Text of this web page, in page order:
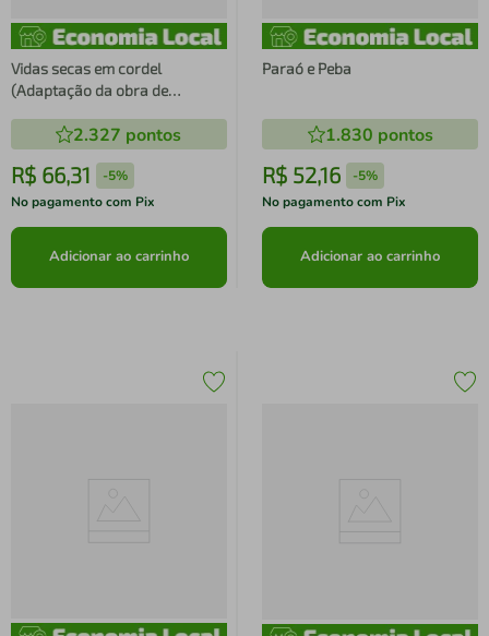
Vidas secas em cordel
(Adaptação da obra de
2.327 pontos
R$ 66,31 -5%
No pagamento com Pix
Adicionar ao carrinho
Paraó e Peba
1.830 pontos
R$ 52,16 -5%
No pagamento com Pix
Adicionar ao carrinho